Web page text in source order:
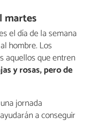
martes
el día de la semana
hombre. Los
aquellos que entren
y rosas, pero de
jornada
a conseguir